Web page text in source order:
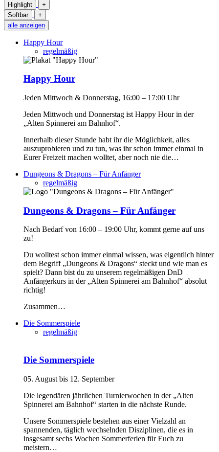
Highlight
+
Softbar
+
alle anzeigen
Happy Hour
regelmäßig
Happy Hour
Jeden Mittwoch & Donnerstag, 16:00 – 17:00 Uhr
Jeden Mittwoch und Donnerstag ist Happy Hour in der
„Alten Spinnerei am Bahnhof“.
Innerhalb dieser Stunde habt ihr die Möglichkeit, alles
auszuprobieren und zu tun, was ihr schon immer einmal in
Eurer Freizeit machen wolltet, aber noch nie die…
Dungeons & Dragons – Für Anfänger
regelmäßig
Dungeons & Dragons – Für Anfänger
Nach Bedarf von 16:00 – 19:00 Uhr, kommt gerne auf uns
zu!
Du wolltest schon immer einmal wissen, was eigentlich hinter
dem Begriff „Dungeons & Dragons“ steckt und wie man es
spielt? Dann bist du zu unserem regelmäßigen DnD
Anfängerkurs in der „Alten Spinnerei am Bahnhof“ absolut
richtig!
Zusammen…
Die Sommerspiele
regelmäßig
Die Sommerspiele
05. August bis 12. September
Die legendären jährlichen Turnierwochen in der „Alten
Spinnerei am Bahnhof“ starten in die nächste Runde.
Unsere Sommerspiele bestehen aus einer Vielzahl an
spannenden, täglich wechselnden Disziplinen, die es in
insgesamt sechs Wochen Sommerferien für Euch zu
meistern…